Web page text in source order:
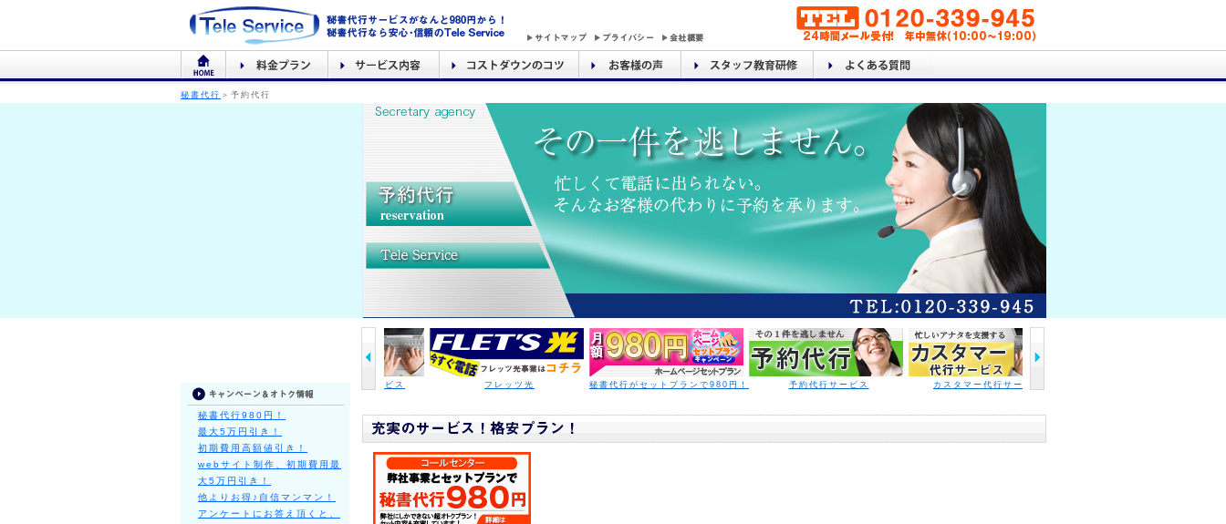
秘書代行 ＞予約代行
カスタマー代行サービス フレッツ光 秘書代行がセットプランで980円！ 予約代行サービス カスタマー代行サービス
秘書代行980円！
最大5万円引き！
初期費用高額値引き！
webサイト制作、初期費用最
大5万円引き！
他よりお得♪自信マンマン！
アンケートにお答え頂くと、